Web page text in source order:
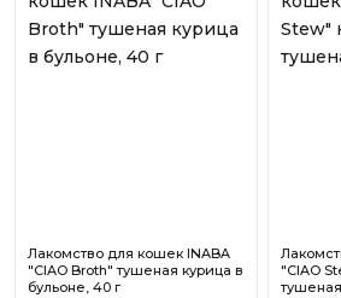
Лакомство для кошек INABA
"CIAO Broth" тушеная курица в
бульоне, 40 г
"CIAO